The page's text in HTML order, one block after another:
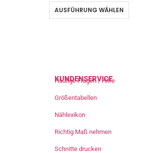
AUSFÜHRUNG WÄHLEN
KUNDENSERVICE
Häufige Fragen / Hilfe
Größentabellen
Nählexikon
Richtig Maß nehmen
Schnitte drucken